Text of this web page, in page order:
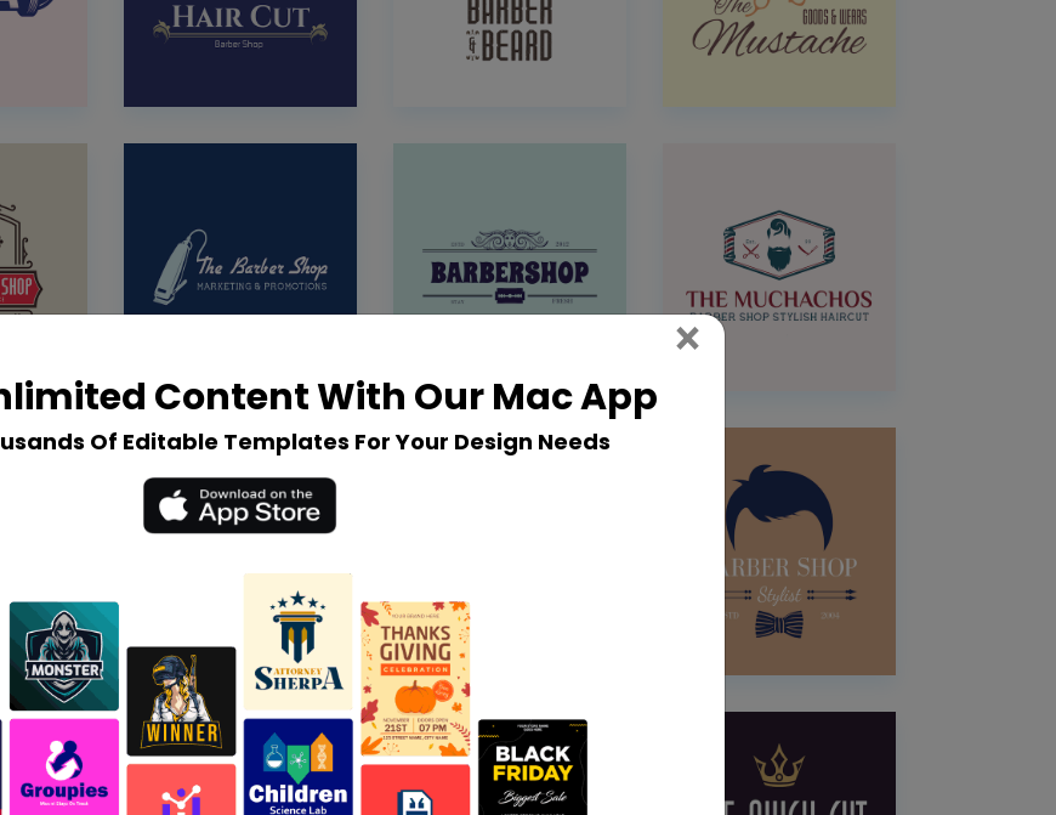
Content With Our Mac App
Of Editable Templates For Your Design Needs
× Close